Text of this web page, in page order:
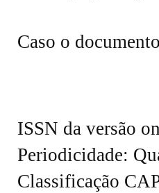
Caso o
ISSN da versão
Periodicidade:
Classificação